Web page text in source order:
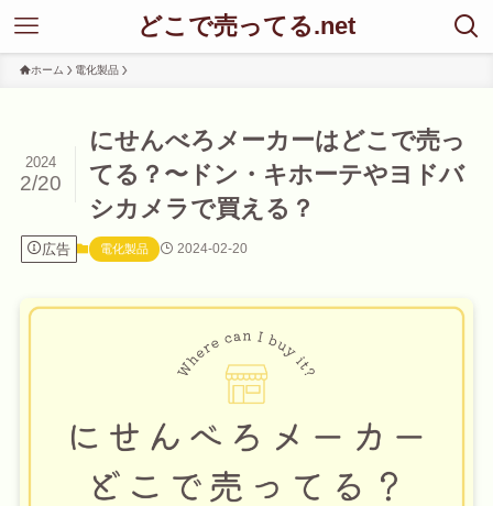
どこで売ってる.net
ホーム 電化製品
にせんべろメーカーはどこで売っ
てる？〜ドン・キホーテやヨドバ
シカメラで買える？
2024
2/20
広告 電化製品 2024-02-20